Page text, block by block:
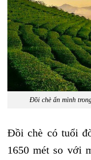
Đồi chè ẩn mình
Đồi chè có tuổi
1650 mét so với